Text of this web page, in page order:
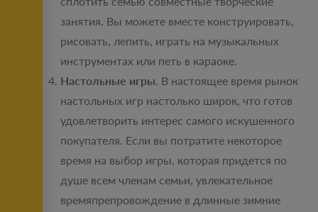
занятия. Вы можете вместе конструировать,
рисовать, лепить, играть на музыкальных
инструментах или петь в караоке.
Настольные игры. В настоящее время рынок
настольных игр настолько широк, что готов
удовлетворить интерес самого искушенного
покупателя. Если вы потратите некоторое
время на выбор игры, которая придется по
душе всем членам семьи, увлекательное
времяпрепровождение в длинные зимние